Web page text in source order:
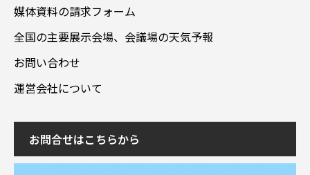
媒体資料の請求フォーム
全国の主要展示会場、会議場の天気予報
お問い合わせ
運営会社について
お問合せはこちらから